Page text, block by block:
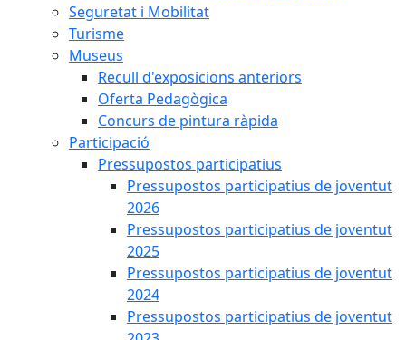
Seguretat i Mobilitat
Turisme
Museus
Recull d'exposicions anteriors
Oferta Pedagògica
Concurs de pintura ràpida
Participació
Pressupostos participatius
Pressupostos participatius de joventut
2026
Pressupostos participatius de joventut
2025
Pressupostos participatius de joventut
2024
Pressupostos participatius de joventut